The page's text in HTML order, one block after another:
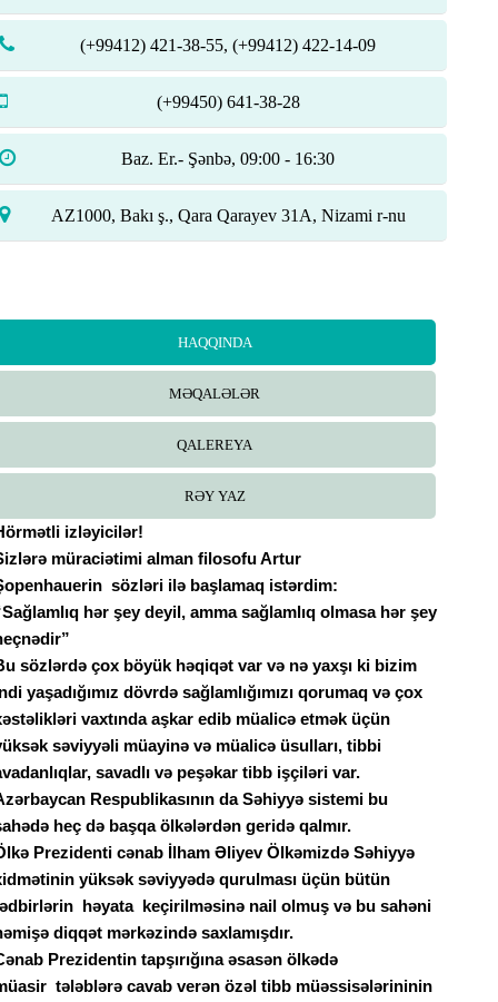
(+99412) 421-38-55, (+99412) 422-14-09
(+99450) 641-38-28
Baz. Er.- Şənbə, 09:00 - 16:30
AZ1000, Bakı ş., Qara Qarayev 31A, Nizami r-nu
HAQQINDA
MƏQALƏLƏR
QALEREYA
RƏY YAZ
izləyicilər!
müraciətimi alman filosofu Artur
sözləri ilə başlamaq istərdim:
hər şey deyil, amma sağlamlıq olmasa hər şey
sözlərdə çox böyük həqiqət var və nə yaxşı ki bizim
yaşadığımız dövrdə sağlamlığımızı qorumaq və çox
vaxtında aşkar edib müalicə etmək üçün
səviyyəli müayinə və müalicə üsulları, tibbi
savadlı və peşəkar tibb işçiləri var.
Respublikasının da Səhiyyə sistemi bu
heç də başqa ölkələrdən geridə qalmır.
Prezidenti cənab İlham Əliyev Ölkəmizdə Səhiyyə
yüksək səviyyədə qurulması üçün bütün
həyata
keçirilməsinə nail olmuş və bu sahəni
diqqət mərkəzində saxlamışdır.
Prezidentin tapşırığına əsasən ölkədə
tələblərə cavab verən özəl tibb müəssisələrininin